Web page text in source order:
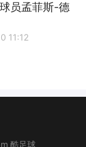
员孟菲斯-德
11:12
酷足球